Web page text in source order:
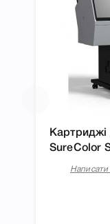
легко
SureColor
Написати